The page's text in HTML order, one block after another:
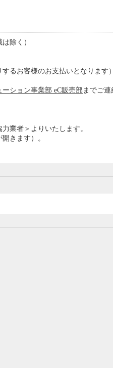
除く）
るお客様のお支払いとなります）
ーション事業部 eC販売部 までご
業者＞よりいたします。
きます）。